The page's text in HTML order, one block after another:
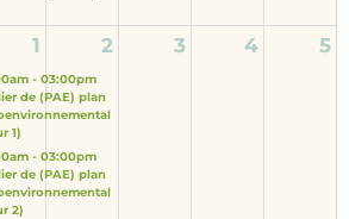
de (PAE) plan
(Jour 2)
be determined, Clinton,
1
- 03:00pm
de (PAE) plan
1)
- 03:00pm
de (PAE) plan
2)
2 3 4 5